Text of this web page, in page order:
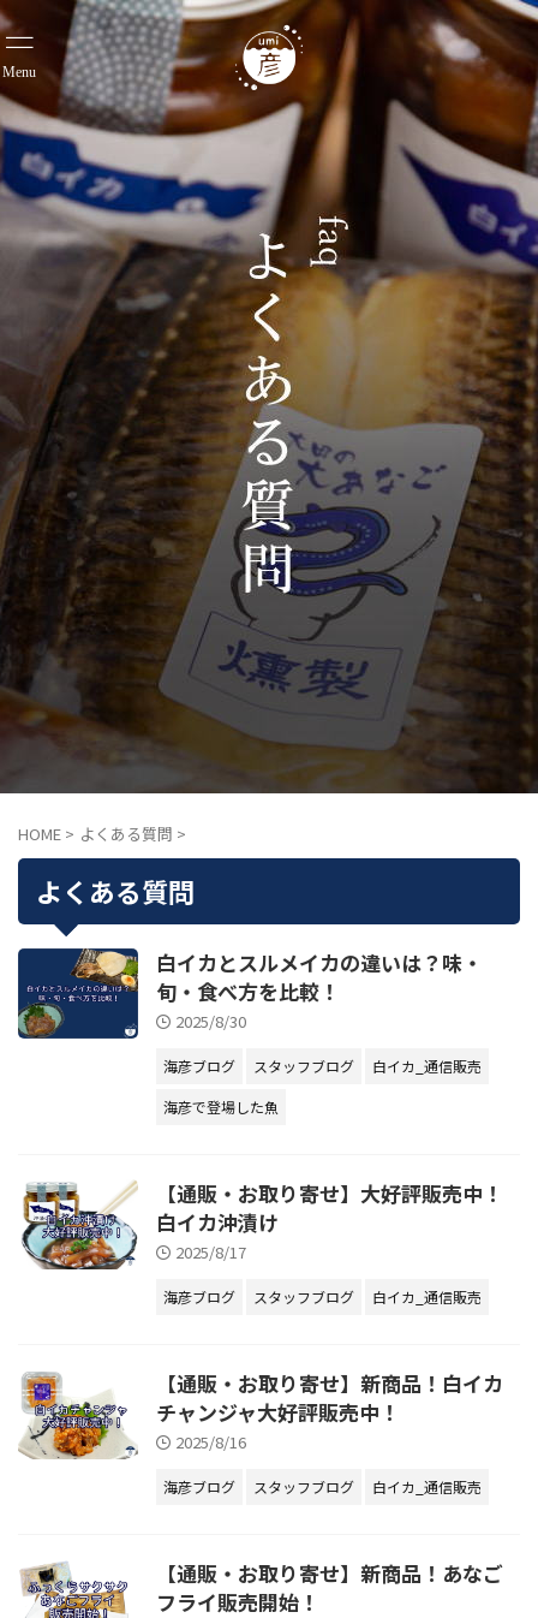
HOME > よくある質問 >
よくある質問
白イカとスルメイカの違いは？味・
旬・食べ方を比較！
2025/8/30
海彦ブログ スタッフブログ
白イカ_通信販売
海彦で登場した魚
【通販・お取り寄せ】大好評販売中！
白イカ沖漬け
2025/8/17
海彦ブログ スタッフブログ 白イカ_通信販売
【通販・お取り寄せ】新商品！白イカ
チャンジャ大好評販売中！
2025/8/16
海彦ブログ スタッフブログ 白イカ_通信販売
【通販・お取り寄せ】新商品！あなご
フライ販売開始！